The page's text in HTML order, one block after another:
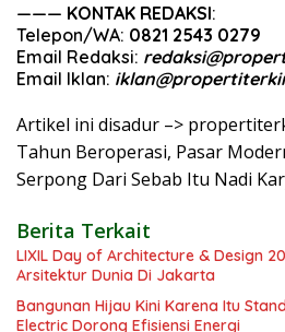
——— KONTAK REDAKSI:
Telepon/WA: 0821 2543 0279
Email Redaksi:
Email Iklan:
Artikel ini disadur –>
Tahun Beroperasi, Pasar
Serpong Dari Sebab Itu Nadi
Berita Terkait
LIXIL Day of Architecture & Design
Arsitektur Dunia Di Jakarta
Bangunan Hijau Kini Karena Itu
Electric Dorong Efisiensi Energi